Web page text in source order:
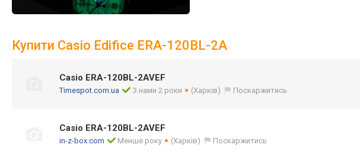
Купити Casio Edifice ERA-120BL-2A
Casio ERA-120BL-2AVEF
Timespot.com.ua З нами 2 роки (Харків) Поскаржитись
Casio ERA-120BL-2AVEF
in-z-box.com Менше року (Харків) Поскаржитись